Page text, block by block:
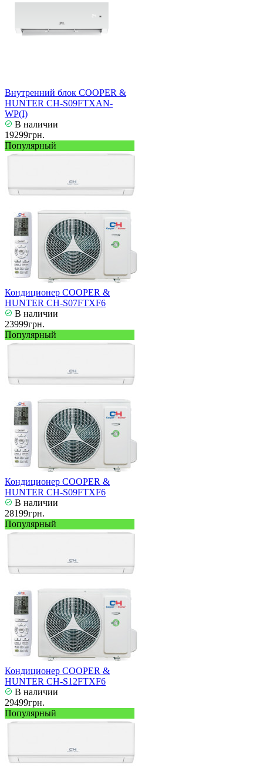
Внутренний блок COOPER &
HUNTER CH-S09FTXAN-
WP(I)
В наличии
19299грн.
Популярный
Кондиционер COOPER &
HUNTER CH-S07FTXF6
В наличии
23999грн.
Популярный
Кондиционер COOPER &
HUNTER CH-S09FTXF6
В наличии
28199грн.
Популярный
Кондиционер COOPER &
HUNTER CH-S12FTXF6
В наличии
29499грн.
Популярный